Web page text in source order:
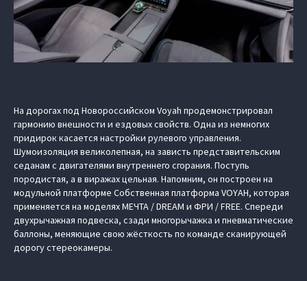
На дорогах под Новороссийском Voyah продемонстрировал
гармонию внешности и ездовых свойств. Одна из немногих
придирок касается настройки рулевого управления.
Шумоизоляция великолепная, на зависть представительским
седанам с двигателями внутреннего сгорания. Поступь
породистая, а в виражах цельная. Напомним, он построен на
модульной платформе Cобственная платформа VOYAH, которая
применяется на моделях МЕЧТА / DREAM и ФРИ / FREE. Спереди
двухрычажная подвеска, сзади многорычажка и пневматические
баллоны, меняющие свою жёсткость по команде сканирующей
дорогу стереокамеры.